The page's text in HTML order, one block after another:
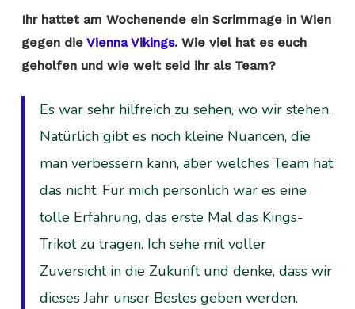
Ihr hattet am Wochenende ein Scrimmage in Wien
gegen die Vienna Vikings. Wie viel hat es euch
geholfen und wie weit seid ihr als Team?
Es war sehr hilfreich zu sehen, wo wir stehen.
Natürlich gibt es noch kleine Nuancen, die
man verbessern kann, aber welches Team hat
das nicht. Für mich persönlich war es eine
tolle Erfahrung, das erste Mal das Kings-
Trikot zu tragen. Ich sehe mit voller
Zuversicht in die Zukunft und denke, dass wir
dieses Jahr unser Bestes geben werden.